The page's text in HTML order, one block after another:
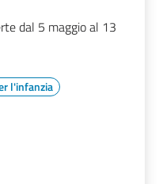
dal 5 maggio al 13
l'infanzia